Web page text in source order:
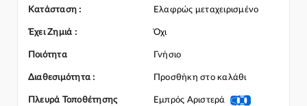
επικοινωνήσετε μαζί μας και θα σας κατατοπίσουμε πλήρως
καθώς διαθέτουμε πλούσια γκάμα από Αερόσακος Καθίσματος
Κατάσταση : Ελαφρώς μεταχειρισμένο
Έχει Ζημιά : Όχι
Ποιότητα Γνήσιο
Διαθεσιμότητα : Προσθήκη στο καλάθι
Πλευρά Τοποθέτησης Εμπρός Αριστερά